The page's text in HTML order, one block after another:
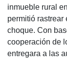
inmueble rural
permitió rastrear
choque. Con
cooperación de
entregara a las